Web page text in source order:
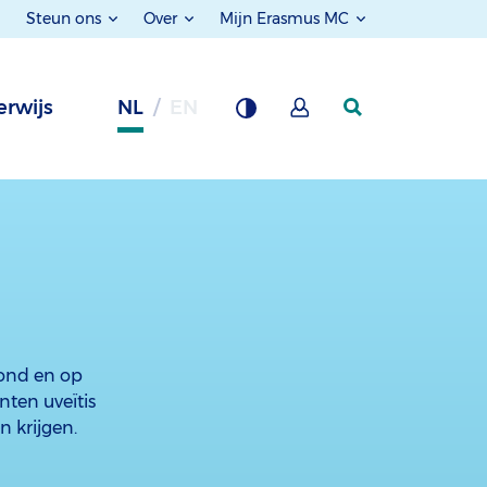
Steun ons Over Mijn Erasmus MC
NL
en op
uveïtis
krijgen.